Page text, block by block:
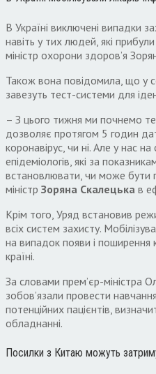
В Україні виключені випадки
навіть у тих людей, які
міністр охорони здоров’я
Також вона повідомила, що у
завезуть тест-системи для
– З цього тижня ми почнемо
дозволяє протягом 5 годин
коронавірус, чи ні. Але у нас на
епідеміологів, які за
встановлювати, чи може бути
міністр Зоряна Скалецька в
Крім того, Уряд встановив
всіх систем захисту.
на випадок появи і поширення
країні.
За словами прем’єр-міністра
зобов’язали провести
потенційних пацієнтів,
обладнанні.
Посилки з Китаю можуть